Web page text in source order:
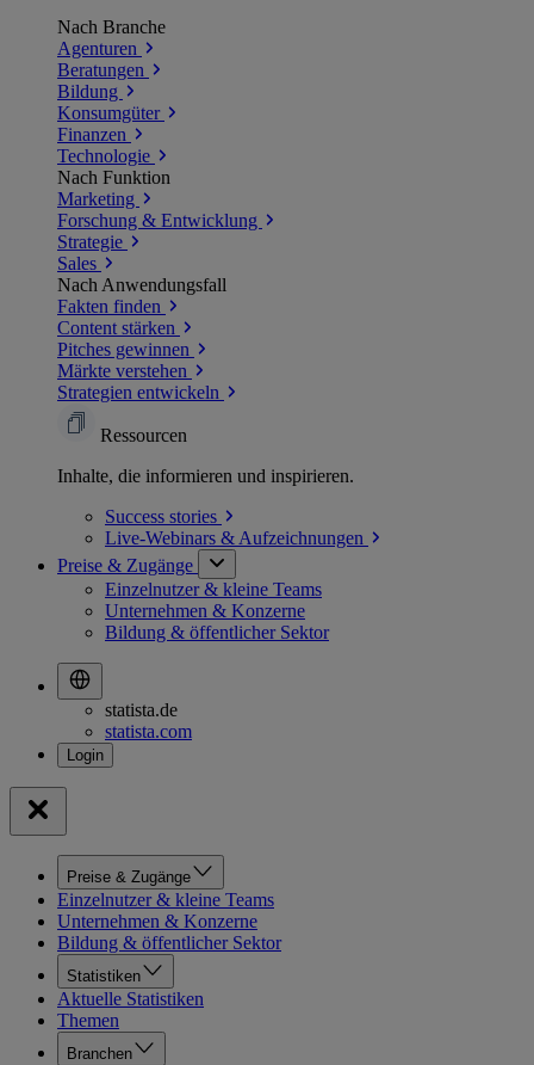
Nach Branche
Agenturen
Beratungen
Bildung
Konsumgüter
Finanzen
Technologie
Nach Funktion
Marketing
Forschung & Entwicklung
Strategie
Sales
Nach Anwendungsfall
Fakten finden
Content stärken
Pitches gewinnen
Märkte verstehen
Strategien entwickeln
Ressourcen
Inhalte, die informieren und inspirieren.
Success stories
Live-Webinars & Aufzeichnungen
Preise & Zugänge
Einzelnutzer & kleine Teams
Unternehmen & Konzerne
Bildung & öffentlicher Sektor
statista.de
statista.com
Preise & Zugänge
Einzelnutzer & kleine Teams
Unternehmen & Konzerne
Bildung & öffentlicher Sektor
Statistiken
Aktuelle Statistiken
Themen
Branchen